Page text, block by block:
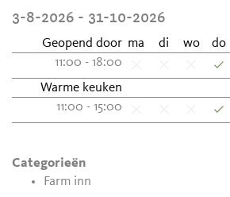
3-8-2026 - 31-10-2026
Geopend door ma di wo do
11:00 - 18:00
Warme keuken
11:00 - 15:00
Categorieën
Farm inn